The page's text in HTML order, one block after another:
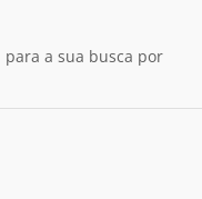
para a sua busca por